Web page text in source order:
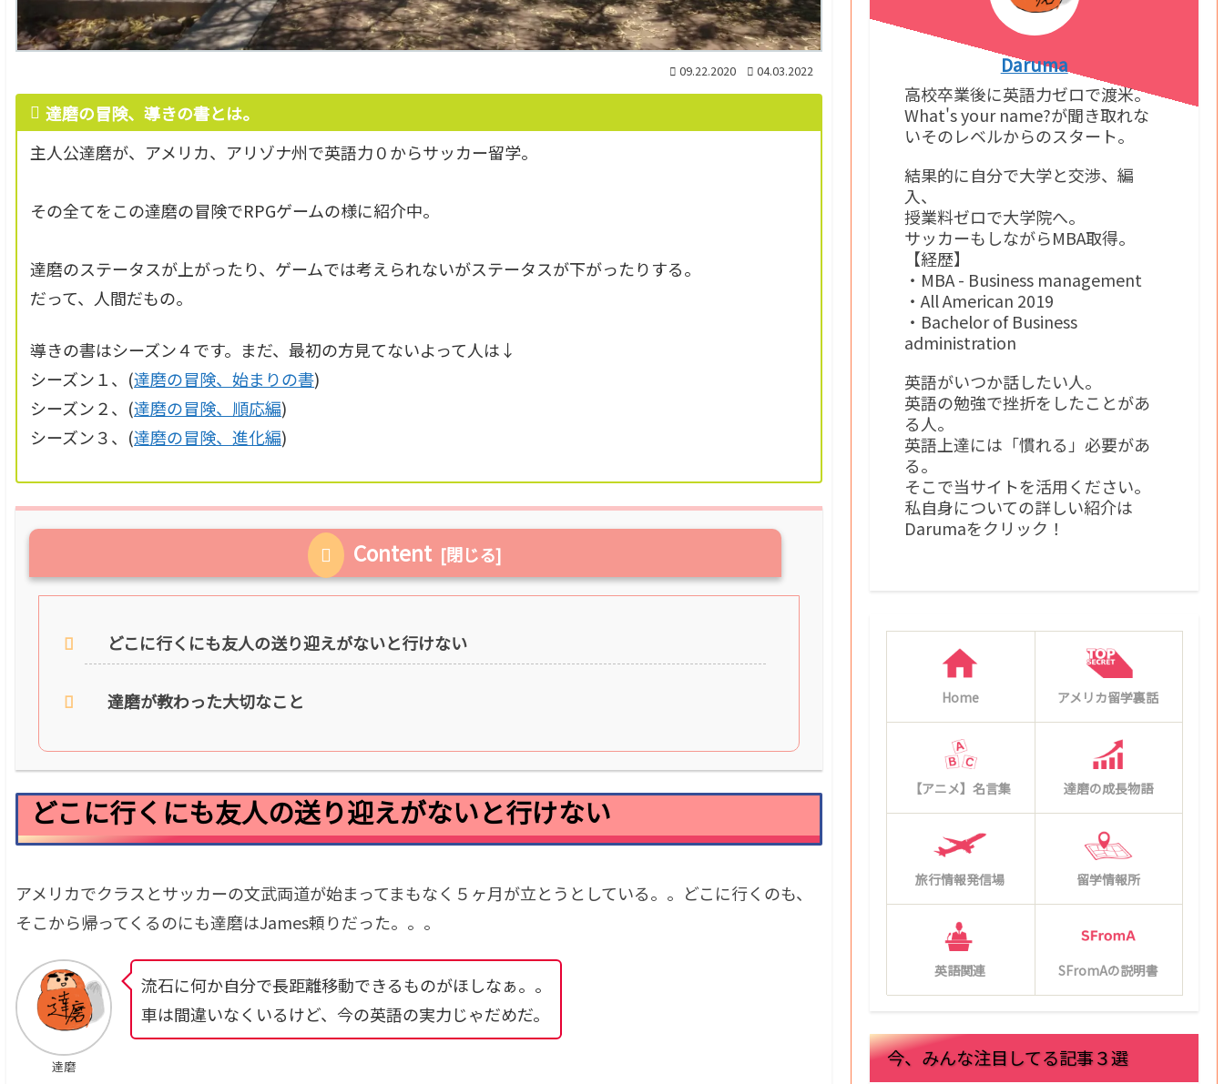
09.22.2020 04.03.2022
達磨の冒険、導きの書とは。
主人公達磨が、アメリカ、アリゾナ州で英語力０からサッカー留学。
その全てをこの達磨の冒険でRPGゲームの様に紹介中。
達磨のステータスが上がったり、ゲームでは考えられないがステータスが下がったりする。
だって、人間だもの。
導きの書はシーズン４です。まだ、最初の方見てないよって人は↓
シーズン１、(達磨の冒険、始まりの書)
シーズン２、(達磨の冒険、順応編)
シーズン３、(達磨の冒険、進化編)
Content
どこに行くにも友人の送り迎えがないと行けない
達磨が教わった大切なこと
どこに行くにも友人の送り迎えがないと行けない
アメリカでクラスとサッカーの文武両道が始まってまもなく５ヶ月が立とうとしている。。どこに行くのも、
そこから帰ってくるのにも達磨はJames頼りだった。。。
達磨
流石に何か自分で長距離移動できるものがほしなぁ。。
車は間違いなくいるけど、今の英語の実力じゃだめだ。
Daruma
高校卒業後に英語力ゼロで渡米。
What's your name?が聞き取れな
いそのレベルからのスタート。
結果的に自分で大学と交渉、編
入、
授業料ゼロで大学院へ。
サッカーもしながらMBA取得。
【経歴】
・MBA - Business management
・All American 2019
・Bachelor of Business
administration
英語がいつか話したい人。
英語の勉強で挫折をしたことがあ
る人。
英語上達には「慣れる」必要があ
る。
そこで当サイトを活用ください。
私自身についての詳しい紹介は
Darumaをクリック！
Home アメリカ留学裏話
【アニメ】名言集 達磨の成長物語
旅行情報発信場 留学情報所
英語関連 SFromAの説明書
今、みんな注目してる記事３選